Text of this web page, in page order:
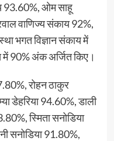
93.60%, ओम साहू
वाणिज्य संकाय 92%,
भगत विज्ञान संकाय में
में 90% अंक अर्जित किए।
रोहन ठाकुर
डेहरिया 94.60%, डाली
स्मिता सनोडिया
सनोडिया 91.80%,